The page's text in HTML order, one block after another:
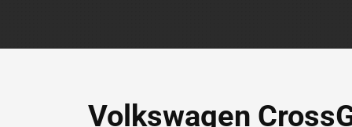
Volkswagen